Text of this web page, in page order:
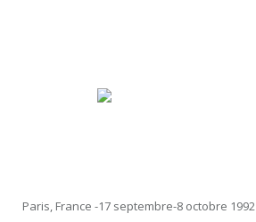
Paris, France -17 septembre-8 octobre 1992